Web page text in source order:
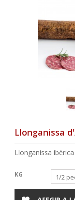
Llonganissa
Llonganissa
KG